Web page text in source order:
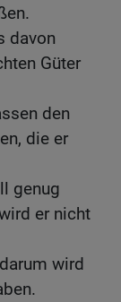
davon
Güter
den
die er
genug
er nicht
wird